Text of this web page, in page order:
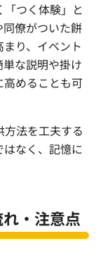
つく体験」と
僚がついた餅
り、イベント
な説明や掛け
めることも可
法を工夫する
なく、記憶に
・注意点